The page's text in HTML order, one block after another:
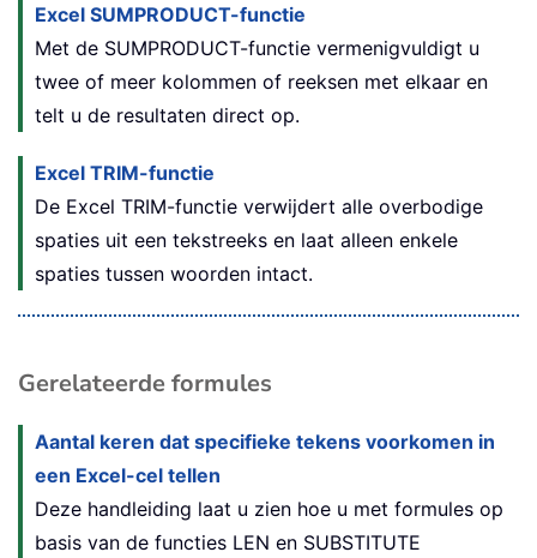
Excel SUMPRODUCT-functie
Met de SUMPRODUCT-functie vermenigvuldigt u
twee of meer kolommen of reeksen met elkaar en
telt u de resultaten direct op.
Excel TRIM-functie
De Excel TRIM-functie verwijdert alle overbodige
spaties uit een tekstreeks en laat alleen enkele
spaties tussen woorden intact.
Gerelateerde formules
Aantal keren dat specifieke tekens voorkomen in
een Excel-cel tellen
Deze handleiding laat u zien hoe u met formules op
basis van de functies LEN en SUBSTITUTE